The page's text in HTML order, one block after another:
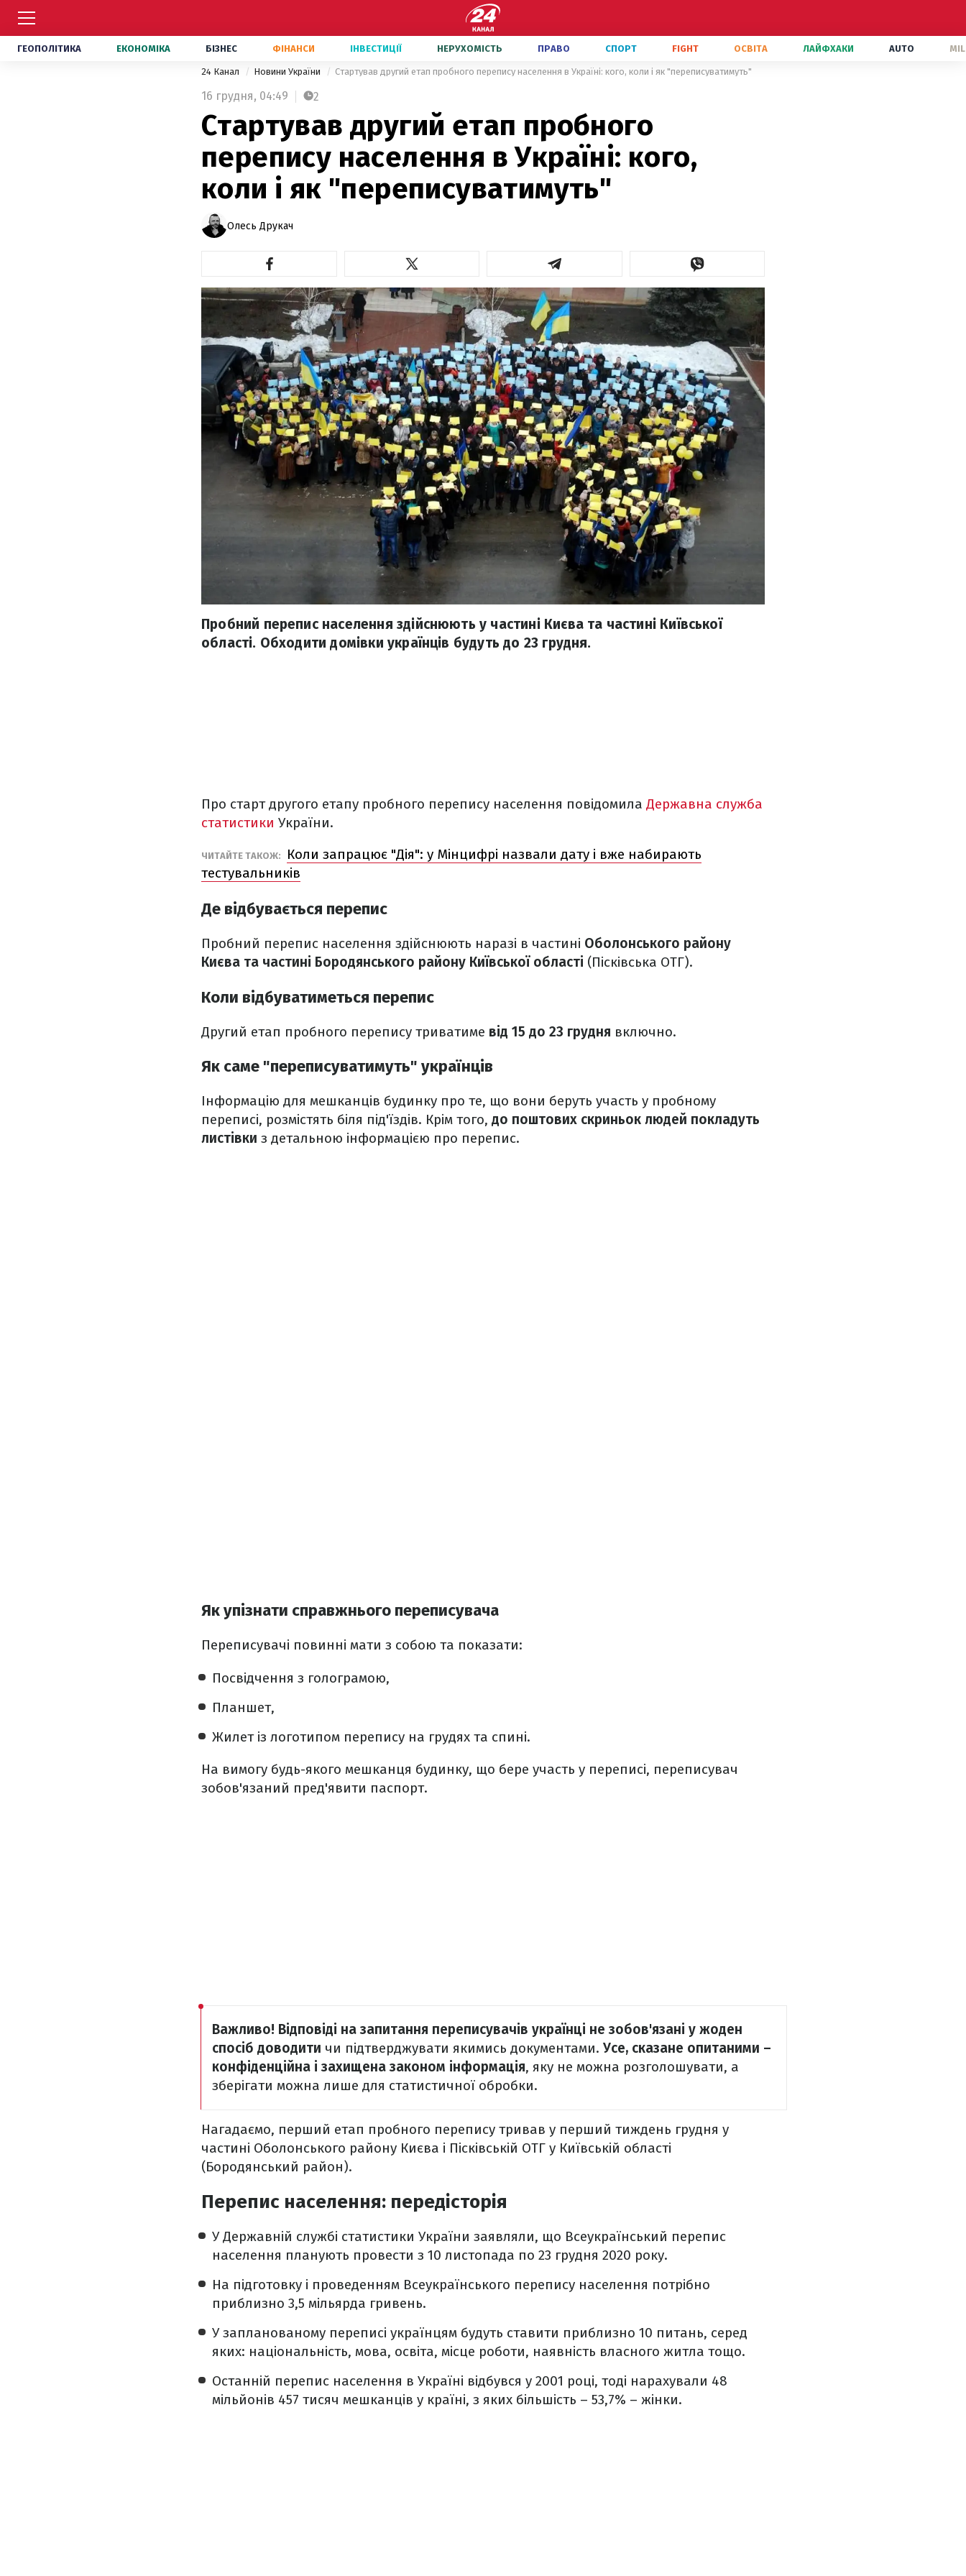
ГЕОПОЛІТИКА ЕКОНОМІКА БІЗНЕС ФІНАНСИ ІНВЕСТИЦІЇ НЕРУХОМІСТЬ ПРАВО СПОРТ FIGHT ОСВІТА ЛАЙФХАКИ AUTO
24 Канал Новини України Стартував другий етап пробного перепису населення в Україні: кого, коли і як "переписуватимуть"
16 грудня, 04:49 2
Стартував другий етап пробного
перепису населення в Україні: кого,
коли і як "переписуватимуть"
Олесь Друкач
Пробний перепис населення здійснюють у частині Києва та частині Київської
області. Обходити домівки українців будуть до 23 грудня.
Про старт другого етапу пробного перепису населення повідомила Державна служба
статистики України.
ЧИТАЙТЕ ТАКОЖ:
Коли запрацює "Дія": у Мінцифрі назвали дату і вже набирають
тестувальників
Де відбувається перепис
Пробний перепис населення здійснюють наразі в частині Оболонського району
Києва та частині Бородянського району Київської області (Пісківська ОТГ).
Коли відбуватиметься перепис
Другий етап пробного перепису триватиме від 15 до 23 грудня включно.
Як саме "переписуватимуть" українців
Інформацію для мешканців будинку про те, що вони беруть участь у пробному
переписі, розмістять біля під'їздів. Крім того, до поштових скриньок людей покладуть
листівки з детальною інформацією про перепис.
Як упізнати справжнього переписувача
Переписувачі повинні мати з собою та показати:
Посвідчення з голограмою,
Планшет,
Жилет із логотипом перепису на грудях та спині.
На вимогу будь-якого мешканця будинку, що бере участь у переписі, переписувач
зобов'язаний пред'явити паспорт.
Важливо! Відповіді на запитання переписувачів українці не зобов'язані у жоден
спосіб доводити чи підтверджувати якимись документами. Усе, сказане опитаними –
конфіденційна і захищена законом інформація, яку не можна розголошувати, а
зберігати можна лише для статистичної обробки.
Нагадаємо, перший етап пробного перепису тривав у перший тиждень грудня у
частині Оболонського району Києва і Пісківській ОТГ у Київській області
(Бородянський район).
Перепис населення: передісторія
У Державній службі статистики України заявляли, що Всеукраїнський перепис
населення планують провести з 10 листопада по 23 грудня 2020 року.
На підготовку і проведенням Всеукраїнського перепису населення потрібно
приблизно 3,5 мільярда гривень.
У запланованому переписі українцям будуть ставити приблизно 10 питань, серед
яких: національність, мова, освіта, місце роботи, наявність власного житла тощо.
Останній перепис населення в Україні відбувся у 2001 році, тоді нарахували 48
мільйонів 457 тисяч мешканців у країні, з яких більшість – 53,7% – жінки.